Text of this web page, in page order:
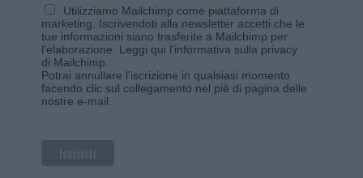
Utilizziamo Mailchimp come piattaforma di
marketing. Iscrivendoti alla newsletter accetti che le
tue informazioni siano trasferite a Mailchimp per
l'elaborazione. Leggi qui l'informativa sulla privacy
di Mailchimp
Potrai annullare l'iscrizione in qualsiasi momento
facendo clic sul collegamento nel piè di pagina delle
nostre e-mail.